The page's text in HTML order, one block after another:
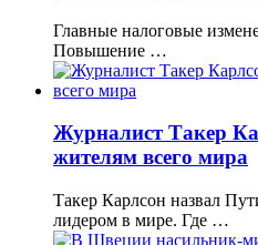
Главные налоговые
Повышение …
Журналист Такер
жителям всего мира
Такер Карлсон назвал
лидером в мире. Где …